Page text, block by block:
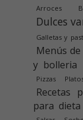
Arroces
Dulces
Galletas y
Menús
y bolleria
Pizzas
Recetas
para dieta